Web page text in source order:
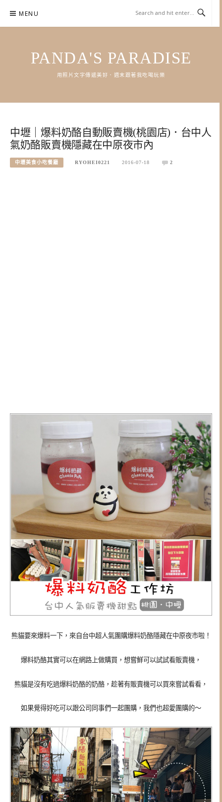
content
MENU
PANDA'S PARADISE
用照片文字傳遞美好．週末跟著我吃喝玩樂
中壢｜爆料奶酪自動販賣機(桃園店)．台中人
氣奶酪販賣機隱藏在中原夜市內
中壢美食小吃餐廳 RYOHEI0221 2016-07-18 2
熊貓要來爆料一下，來自台中超人氣團購爆料奶酪隱藏在中原夜市啦！
爆料奶酪其實可以在網路上做購買，想嘗鮮可以試試看販賣機，
熊貓是沒有吃過爆料奶酪的奶酪，趁著有販賣機可以買來嘗試看看，
如果覺得好吃可以跟公司同事們一起團購，我們也超愛團購的～